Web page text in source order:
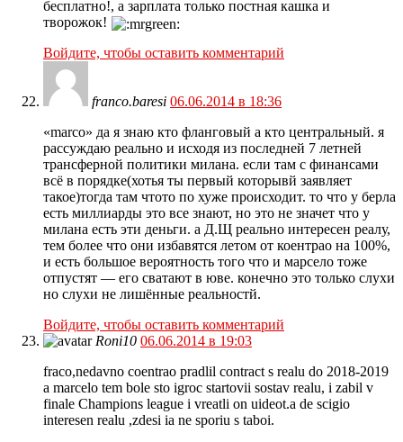
бесплатно!, а зарплата только постная кашка и
творожок!
Войдите, чтобы оставить комментарий
franco.baresi 06.06.2014 в 18:36
«marco» да я знаю кто фланговый а кто центральный. я
рассуждаю реально и исходя из последней 7 летней
трансферной политики милана. если там с финансами
всё в порядке(хотья ты первый которывй заявляет
такое)тогда там чтото по хуже происходит. то что у берла
есть миллиарды это все знают, но это не значет что у
милана есть эти деньги. а Д.Щ реально интересен реалу,
тем более что они избавятся летом от коентрао на 100%,
и есть большое вероятность того что и марсело тоже
отпустят — его сватают в юве. конечно это только слухи
но слухи не лишённые реальностй.
Войдите, чтобы оставить комментарий
Roni10 06.06.2014 в 19:03
fraco,nedavno coentrao pradlil contract s realu do 2018-2019
a marcelo tem bole sto igroc startovii sostav realu, i zabil v
finale Champions league i vreatli on uideot.a de scigio
interesen realu ,zdesi ia ne sporiu s taboi.